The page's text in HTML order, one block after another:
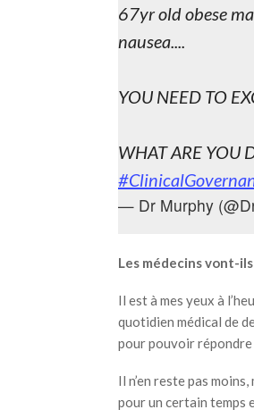
67yr old obese
nausea....
YOU NEED TO
WHAT ARE YOU
— Dr Murphy
Les médecins vont-
Il est à mes yeux à
quotidien médical de
pour pouvoir
Il n’en reste pas
pour un certain temps